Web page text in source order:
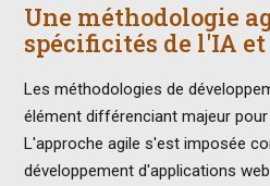
Une méthodologie
spécificités de l'IA
Les méthodologies de
élément différenciant majeur pour
L'approche agile s'est imposée
développement d'applications